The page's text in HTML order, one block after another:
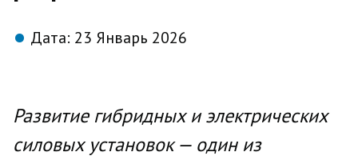
Дата: 23 Январь 2026
Развитие гибридных и электрических
силовых установок — один из